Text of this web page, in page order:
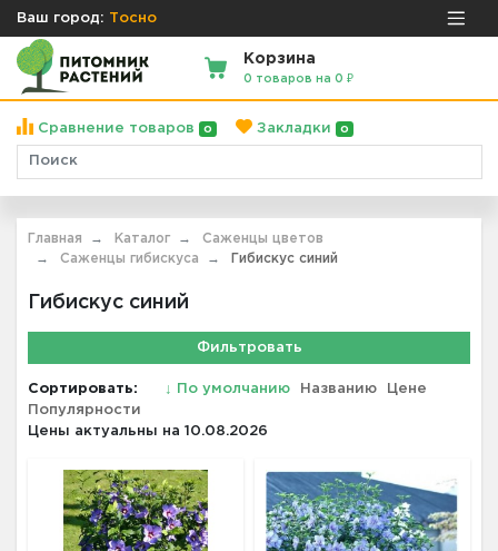
Ваш город: Тосно
Корзина
0 товаров на 0 ₽
Сравнение товаров 0 Закладки 0
Главная Каталог
Саженцы цветов
Саженцы гибискуса
Гибискус синий
Гибискус синий
Фильтровать
Сортировать: ↓ По умолчанию Названию
Цене
Популярности
Цены актуальны на 10.08.2026